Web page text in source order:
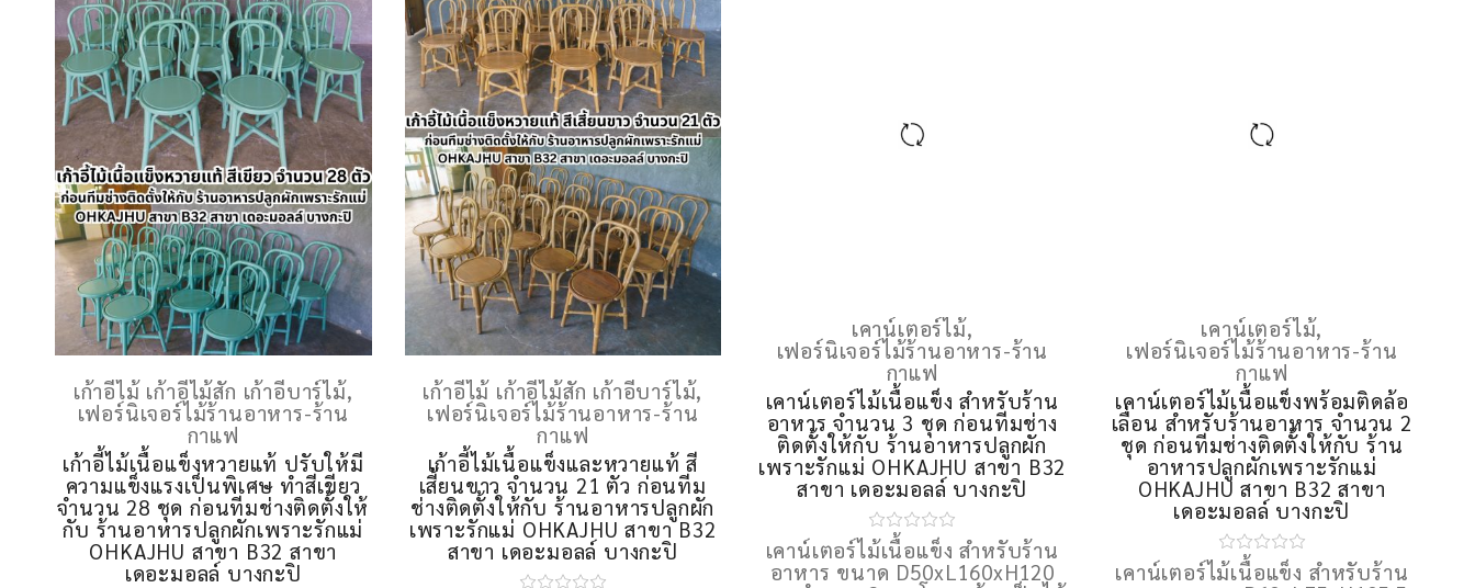
เก้าอี้ไม้ เก้าอี้ไม้สัก เก้าอี้บาร์ไม้,
เฟอร์นิเจอร์ไม้ร้านอาหาร-ร้าน
กาแฟ
เก้าอี้ไม้เนื้อแข็งหวายแท้ ปรับให้มี
ความแข็งแรงเป็นพิเศษ ทำสีเขียว
จำนวน 28 ชุด ก่อนทีมช่างติดตั้งให้
กับ ร้านอาหารปลูกผักเพราะรักแม่
OHKAJHU สาขา B32 สาขา
เดอะมอลล์ บางกะปิ
เก้าอี้ไม้ เก้าอี้ไม้สัก เก้าอี้บาร์ไม้,
เฟอร์นิเจอร์ไม้ร้านอาหาร-ร้าน
กาแฟ
เก้าอี้ไม้เนื้อแข็งและหวายแท้ สี
เสี้ยนขาว จำนวน 21 ตัว ก่อนทีม
ช่างติดตั้งให้กับ ร้านอาหารปลูกผัก
เพราะรักแม่ OHKAJHU สาขา B32
สาขา เดอะมอลล์ บางกะปิ
เคาน์เตอร์ไม้,
เฟอร์นิเจอร์ไม้ร้านอาหาร-ร้าน
กาแฟ
เคาน์เตอร์ไม้เนื้อแข็ง สำหรับร้าน
อาหาร จำนวน 3 ชุด ก่อนทีมช่าง
ติดตั้งให้กับ ร้านอาหารปลูกผัก
เพราะรักแม่ OHKAJHU สาขา B32
สาขา เดอะมอลล์ บางกะปิ
เคาน์เตอร์ไม้,
เฟอร์นิเจอร์ไม้ร้านอาหาร-ร้าน
กาแฟ
เคาน์เตอร์ไม้เนื้อแข็งพร้อมติดล้อ
เลื่อน สำหรับร้านอาหาร จำนวน 2
ชุด ก่อนทีมช่างติดตั้งให้กับ ร้าน
อาหารปลูกผักเพราะรักแม่
OHKAJHU สาขา B32 สาขา
เดอะมอลล์ บางกะปิ